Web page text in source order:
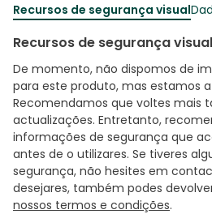
Recursos de segurança visual
Recursos de segurança visual
De momento, não dispomos de
para este produto, mas estamos
Recomendamos que voltes mais
actualizações. Entretanto,
informações de segurança que
antes de o utilizares. Se tiveres
segurança, não hesites em
desejares, também podes
nossos termos e condições.